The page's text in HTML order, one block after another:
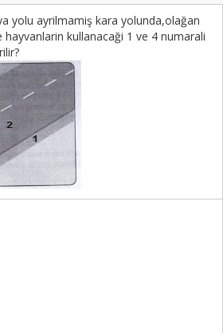
yolu ayrilmamiş kara yolunda,olağan
hayvanlarin kullanacaği 1 ve 4 numarali